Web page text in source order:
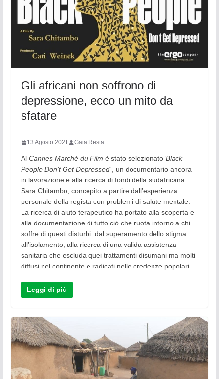
Gli africani non soffrono di
depressione, ecco un mito da
sfatare
13 Agosto 2021 Gaia Resta
Al Cannes Marché du Film è stato selezionato”Black
People Don’t Get Depressed“, un documentario ancora
in lavorazione e alla ricerca di fondi della sudafricana
Sara Chitambo, concepito a partire dall’esperienza
personale della regista con problemi di salute mentale.
La ricerca di aiuto terapeutico ha portato alla scoperta e
alla documentazione di tutto ciò che ruota intorno a chi
soffre di questi disturbi: dal superamento dello stigma
all’isolamento, alla ricerca di una valida assistenza
sanitaria che escluda quei trattamenti disumani ma molti
diffusi nel continente e radicati nelle credenze popolari.
Leggi di più